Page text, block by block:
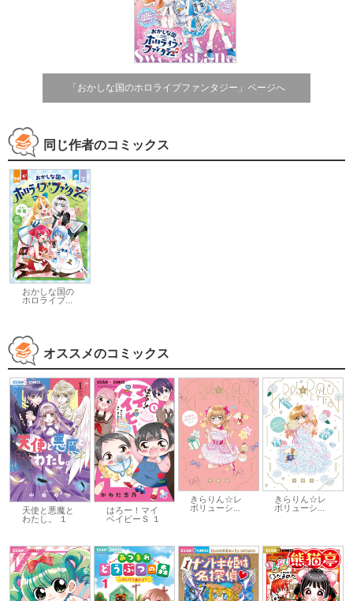
「おかしな国のホロライブファンタジー」ページへ
同じ作者のコミックス
おかしな国の
ホロライブ...
オススメのコミックス
天使と悪魔と
わたし。 １
はろー！マイ
ベイビーＳ １
きらりん☆レ
ボリューシ...
きらりん☆レ
ボリューシ...